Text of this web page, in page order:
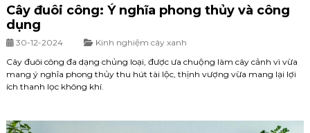
Cây đuôi công: Ý nghĩa phong thủy và công
dụng
30-12-2024
Kinh nghiệm cây xanh
Cây đuôi công đa dạng chủng loại, được ưa chuộng làm cây cảnh vì vừa
mang ý nghĩa phong thủy thu hút tài lộc, thịnh vượng vừa mang lại lợi
ích thanh lọc không khí.